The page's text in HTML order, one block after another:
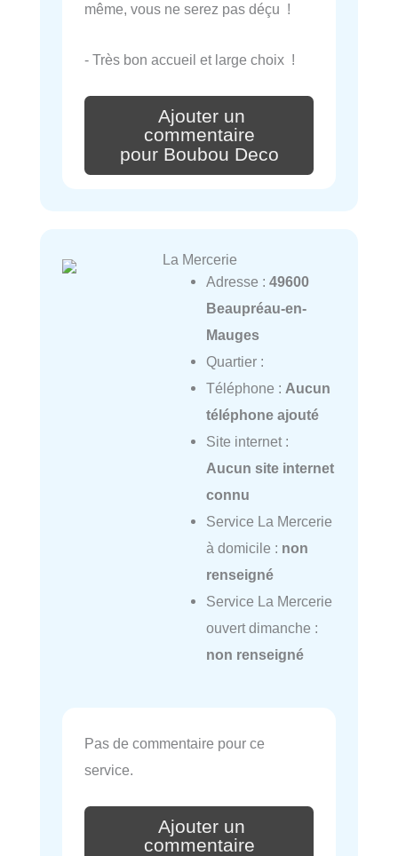
même, vous ne serez pas déçu !
- Très bon accueil et large choix !
Ajouter un
commentaire
pour Boubou Deco
La Mercerie
Adresse : 49600
Beaupréau-en-
Mauges
Quartier :
Téléphone : Aucun
téléphone ajouté
Site internet :
Aucun site internet
connu
Service La Mercerie
à domicile : non
renseigné
Service La Mercerie
ouvert dimanche :
non renseigné
Pas de commentaire pour ce
service.
Ajouter un
commentaire